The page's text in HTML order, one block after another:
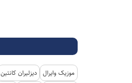
موزیک وایرال دیزلیران کانتین